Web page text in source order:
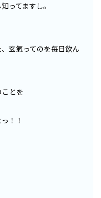
ってますし。
玄氣ってのを毎日飲ん
とを
！！